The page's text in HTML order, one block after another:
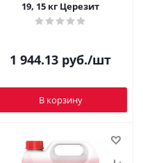
19, 15 кг Церезит
1 944.13 руб./шт
В корзину